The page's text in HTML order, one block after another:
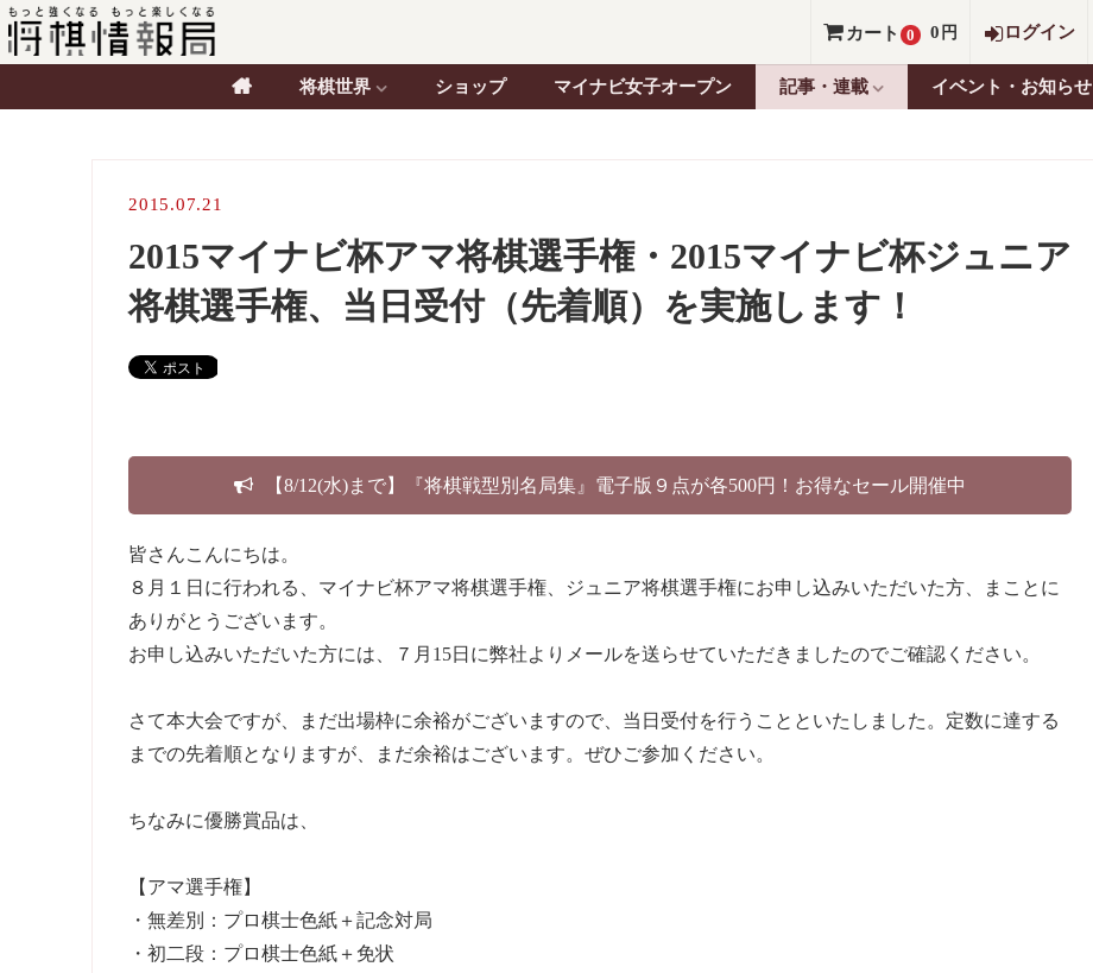
カート 0 0 円 ログイン
将棋世界 ショップ マイナビ女子オープン 記事・連載 イベント・お知らせ
2015.07.21
2015マイナビ杯アマ将棋選手権・2015マイナビ杯ジュニア
将棋選手権、当日受付（先着順）を実施します！
【8/12(水)まで】『将棋戦型別名局集』電子版９点が各500円！お得なセール開催中
皆さんこんにちは。
８月１日に行われる、マイナビ杯アマ将棋選手権、ジュニア将棋選手権にお申し込みいただいた方、まことに
ありがとうございます。
お申し込みいただいた方には、７月15日に弊社よりメールを送らせていただきましたのでご確認ください。
さて本大会ですが、まだ出場枠に余裕がございますので、当日受付を行うことといたしました。定数に達する
までの先着順となりますが、まだ余裕はございます。ぜひご参加ください。
ちなみに優勝賞品は、
【アマ選手権】
・無差別：プロ棋士色紙＋記念対局
・初二段：プロ棋士色紙＋免状